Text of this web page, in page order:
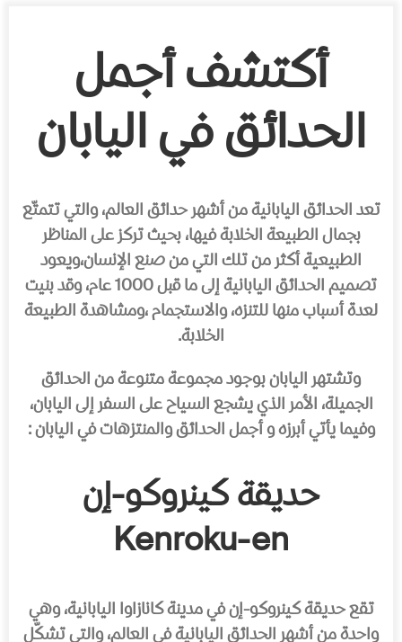
أكتشف أجمل
الحدائق في اليابان
تعد الحدائق اليابانية من أشهر حدائق العالم، والتي تتمتّع
بجمال الطبيعة الخلابة فيها، بحيث تركز على المناظر
الطبيعية أكثر من تلك التي من صنع الإنسان،ويعود
تصميم الحدائق اليابانية إلى ما قبل 1000 عام، وقد بنيت
لعدة أسباب منها للتنزه، والاستجمام ،ومشاهدة الطبيعة
الخلابة.
وتشتهر اليابان بوجود مجموعة متنوعة من الحدائق
الجميلة، الأمر الذي يشجع السياح على السفر إلى اليابان،
وفيما يأتي أبرزه و أجمل الحدائق والمنتزهات في اليابان :
حديقة كينروكو-إن
Kenroku-en
تقع حديقة كينروكو-إن في مدينة كانازاوا اليابانية، وهي
واحدة من أشهر الحدائق اليابانية في العالم، والتي تشكّل